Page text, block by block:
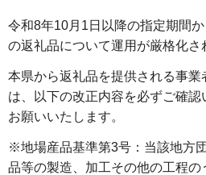
令和8年10月1日以降の指定期間
の返礼品について運用が厳格化さ
本県から返礼品を提供される事業
は、以下の改正内容を必ずご確
お願いいたします。
※地場産品基準第3号：当該地方
品等の製造、加工その他の工程の